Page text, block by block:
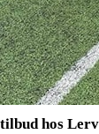
hos